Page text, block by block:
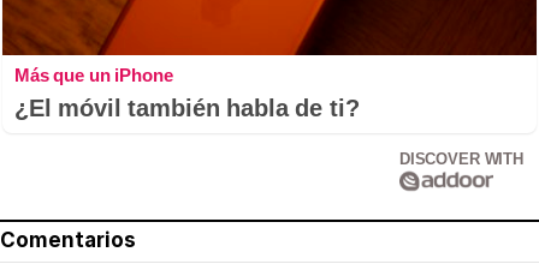
Más que un iPhone
¿El móvil también habla de ti?
DISCOVER WITH
Comentarios